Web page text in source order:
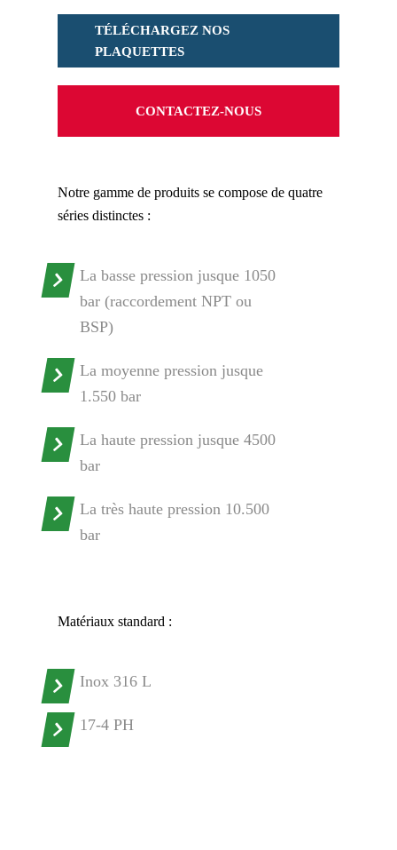
TÉLÉCHARGEZ NOS
PLAQUETTES
CONTACTEZ-NOUS
Notre gamme de produits se compose de quatre
séries distinctes :
La basse pression jusque 1050
bar (raccordement NPT ou
BSP)
La moyenne pression jusque
1.550 bar
La haute pression jusque 4500
bar
La très haute pression 10.500
bar
Matériaux standard :
Inox 316 L
17-4 PH